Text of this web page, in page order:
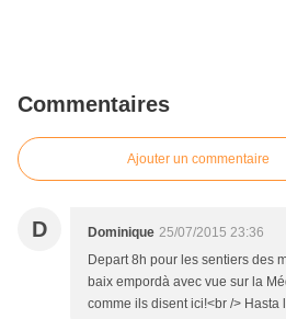
Commentaires
Ajouter un commentaire
D Dominique 25/07/2015 23:36
Depart 8h pour les sentiers des
baix empordà avec vue sur la
comme ils disent ici!<br /> Hasta